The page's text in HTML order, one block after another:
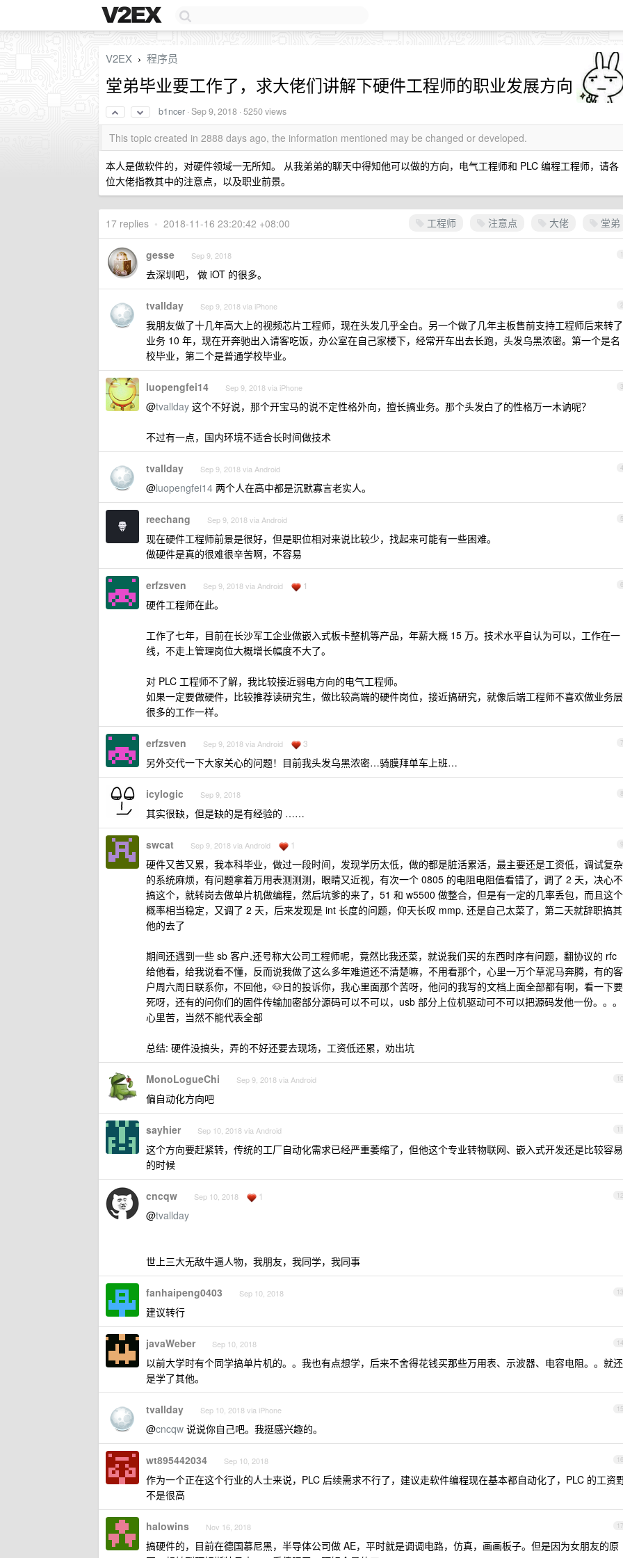
V2EX › 程序员
堂弟毕业要工作了，求大佬们讲解下硬件工程师的职业发展方向
b1ncer ·Sep 9, 2018 · 5250 views
This topic created in 2888 days ago, the information mentioned may be changed or developed.
本人是做软件的，对硬件领域一无所知。 从我弟弟的聊天中得知他可以做的方向，电气工程师和 PLC 编程工程师，请各
位大佬指教其中的注意点，以及职业前景。
工程师 注意点 大佬 堂弟
17 replies • 2018-11-16 23:20:42 +08:00
1
gesse Sep 9, 2018
去深圳吧， 做 iOT 的很多。
2
tvallday Sep 9, 2018 via iPhone
我朋友做了十几年高大上的视频芯片工程师，现在头发几乎全白。另一个做了几年主板售前支持工程师后来转了
业务 10 年，现在开奔驰出入请客吃饭，办公室在自己家楼下，经常开车出去长跑，头发乌黑浓密。第一个是名
校毕业，第二个是普通学校毕业。
3
luopengfei14 Sep 9, 2018 via iPhone
@tvallday 这个不好说，那个开宝马的说不定性格外向，擅长搞业务。那个头发白了的性格万一木讷呢？
不过有一点，国内环境不适合长时间做技术
4
tvallday Sep 9, 2018 via Android
@luopengfei14 两个人在高中都是沉默寡言老实人。
5
reechang Sep 9, 2018 via Android
现在硬件工程师前景是很好，但是职位相对来说比较少，找起来可能有一些困难。
做硬件是真的很难很辛苦啊，不容易
6
erfzsven Sep 9, 2018 via Android 1
硬件工程师在此。
工作了七年，目前在长沙军工企业做嵌入式板卡整机等产品，年薪大概 15 万。技术水平自认为可以，工作在一
线，不走上管理岗位大概增长幅度不大了。
对 PLC 工程师不了解，我比较接近弱电方向的电气工程师。
如果一定要做硬件，比较推荐读研究生，做比较高端的硬件岗位，接近搞研究，就像后端工程师不喜欢做业务层
很多的工作一样。
7
erfzsven Sep 9, 2018 via Android 3
另外交代一下大家关心的问题！目前我头发乌黑浓密…骑膜拜单车上班…
8
icylogic Sep 9, 2018
其实很缺，但是缺的是有经验的 ……
9
swcat Sep 9, 2018 via Android 1
硬件又苦又累，我本科毕业，做过一段时间，发现学历太低，做的都是脏活累活，最主要还是工资低，调试复杂
的系统麻烦，有问题拿着万用表测测测，眼睛又近视，有次一个 0805 的电阻电阻值看错了，调了 2 天，决心不
搞这个，就转岗去做单片机做编程，然后坑爹的来了，51 和 w5500 做整合，但是有一定的几率丢包，而且这个
概率相当稳定，又调了 2 天，后来发现是 int 长度的问题，仰天长叹 mmp, 还是自己太菜了，第二天就辞职搞其
他的去了
期间还遇到一些 sb 客户,还号称大公司工程师呢，竟然比我还菜，就说我们买的东西时序有问题，翻协议的 rfc
给他看，给我说看不懂，反而说我做了这么多年难道还不清楚嘛，不用看那个，心里一万个草泥马奔腾，有的客
户周六周日联系你，不回他，🐶日的投诉你，我心里面那个苦呀，他问的我写的文档上面全部都有啊，看一下要
死呀，还有的问你们的固件传输加密部分源码可以不可以，usb 部分上位机驱动可不可以把源码发他一份。。。
心里苦，当然不能代表全部
总结: 硬件没搞头，弄的不好还要去现场，工资低还累，劝出坑
10
MonoLogueChi Sep 9, 2018 via Android
偏自动化方向吧
11
sayhier Sep 10, 2018 via Android
这个方向要赶紧转，传统的工厂自动化需求已经严重萎缩了，但他这个专业转物联网、嵌入式开发还是比较容易
的时候
12
cncqw Sep 10, 2018 1
@tvallday
世上三大无敌牛逼人物，我朋友，我同学，我同事
13
fanhaipeng0403 Sep 10, 2018
建议转行
14
javaWeber Sep 10, 2018
以前大学时有个同学搞单片机的。。我也有点想学，后来不舍得花钱买那些万用表、示波器、电容电阻。。就还
是学了其他。
15
tvallday Sep 10, 2018 via iPhone
@cncqw 说说你自己吧。我挺感兴趣的。
16
wt895442034 Sep 10, 2018
作为一个正在这个行业的人士来说，PLC 后续需求不行了，建议走软件编程现在基本都自动化了，PLC 的工资
不是很高
17
halowins Nov 16, 2018
搞硬件的，目前在德国慕尼黑，半导体公司做 AE，平时就是调调电路，仿真，画画板子。但是因为女朋友的原